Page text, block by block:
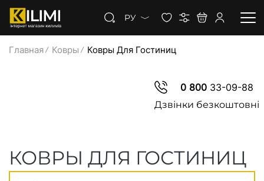
РУ
СКИДКИ
Главная Ковры Ковры Для Гостиниц
0 80033-09-88
Дзвінки безкоштовні
КОВРЫ ДЛЯ ГОСТИНИЦ